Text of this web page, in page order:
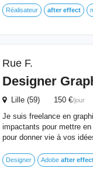
Réalisateur after effect
Rue F.
Designer
Lille (59) 150 €/jour
Je suis freelance en
impactants pour mettre
pour donner vie à vos
Designer Adobe after